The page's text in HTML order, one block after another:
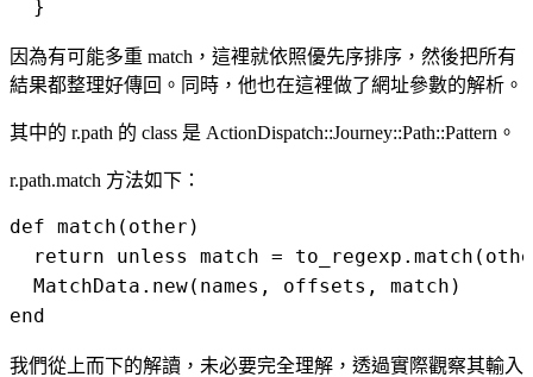
因為有可能多重 match，這裡就依照優先序排序，然後把所有
結果都整理好傳回。同時，他也在這裡做了網址參數的解析。
其中的 r.path 的 class 是 ActionDispatch::Journey::Path::Pattern。
r.path.match 方法如下：
def match(other)
return unless match =
  MatchData.new(names, offsets, match)
我們從上而下的解讀，未必要完全理解，透過實際觀察其輸入